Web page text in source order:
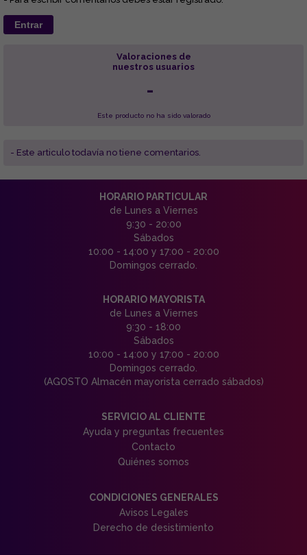
Entrar
Valoraciones de
nuestros usuarios
-
Este producto no ha sido valorado
- Este articulo todavía no tiene comentarios.
HORARIO PARTICULAR
de Lunes a Viernes
9:30 - 20:00
Sábados
10:00 - 14:00 y 17:00 - 20:00
Domingos cerrado.
HORARIO MAYORISTA
de Lunes a Viernes
9:30 - 18:00
Sábados
10:00 - 14:00 y 17:00 - 20:00
Domingos cerrado.
(AGOSTO Almacén mayorista cerrado sábados)
SERVICIO AL CLIENTE
Ayuda y preguntas frecuentes
Contacto
Quiénes somos
CONDICIONES GENERALES
Avisos Legales
Derecho de desistimiento